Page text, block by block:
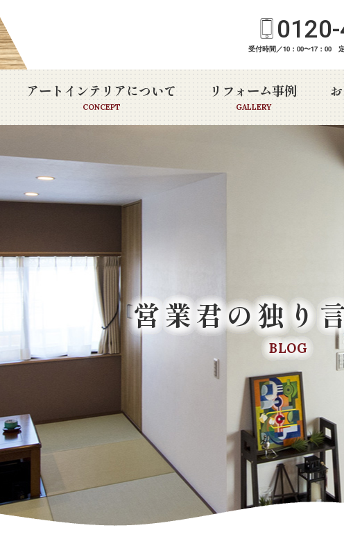
受付時間／10：00〜17：00
アートインテリアについて
CONCEPT
リフォーム事例
GALLERY
営業君の独り
BLOG